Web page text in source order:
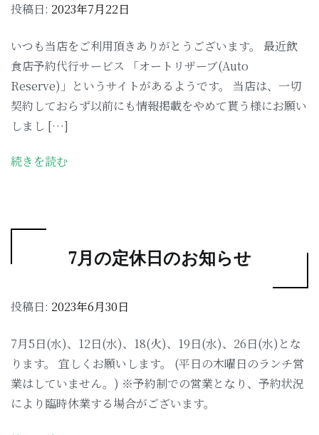
投稿日: 2023年7月22日
いつも当店をご利用頂きありがとうございます。 最近飲
食店予約代行サービス 「オートリザーブ(Auto
Reserve)」というサイトがあるようです。 当店は、一切
契約しておらず以前にも情報掲載をやめて貰う様にお願い
しまし […]
続きを読む
7月の定休日のお知らせ
投稿日: 2023年6月30日
7月5日(水)、12日(水)、18(火)、19日(水)、26日(水)とな
ります。 宜しくお願いします。 (平日の木曜日のランチ営
業はしていません。) ※予約制での営業となり、予約状況
により臨時休業する場合がございます。